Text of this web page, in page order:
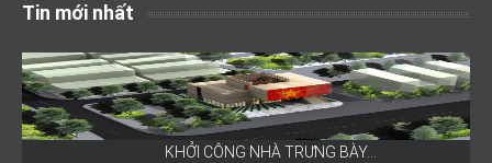
Tin mới nhất
KHỞI CÔNG NHÀ TRƯNG BÀY…